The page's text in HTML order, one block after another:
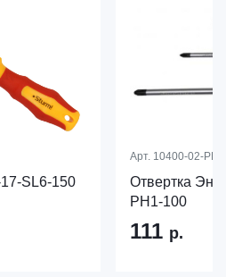
SL6-150
Арт. 10400-02-
Отвертка
PH1-100
111 р.